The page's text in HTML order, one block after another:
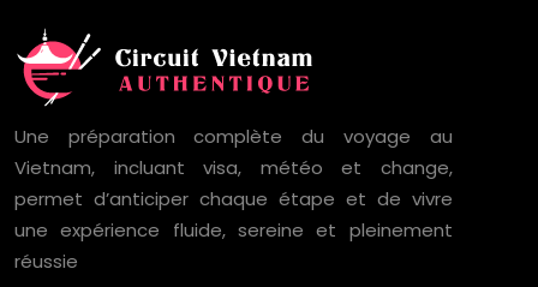
Une préparation complète du voyage au
Vietnam, incluant visa, météo et change,
permet d’anticiper chaque étape et de vivre
une expérience fluide, sereine et pleinement
réussie